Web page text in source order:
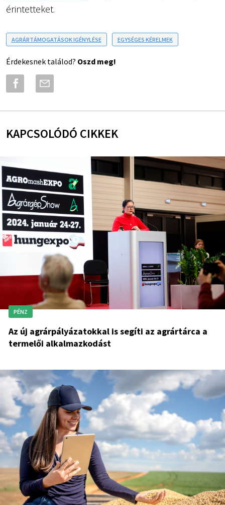
érintetteket.
AGRÁRTÁMOGATÁSOK IGÉNYLÉSE EGYSÉGES KÉRELMEK
Érdekesnek találod? Oszd meg!
KAPCSOLÓDÓ CIKKEK
PÉNZ
Az új agrárpályázatokkal is segíti az agrártárca a
termelői alkalmazkodást